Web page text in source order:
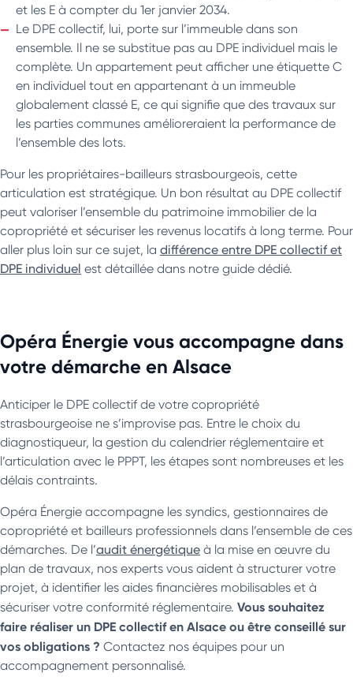
et les E à compter du 1er janvier 2034.
Le DPE collectif, lui, porte sur l’immeuble dans son
ensemble. Il ne se substitue pas au DPE individuel mais le
complète. Un appartement peut afficher une étiquette C
en individuel tout en appartenant à un immeuble
globalement classé E, ce qui signifie que des travaux sur
les parties communes amélioreraient la performance de
l’ensemble des lots.
Pour les propriétaires-bailleurs strasbourgeois, cette
articulation est stratégique. Un bon résultat au DPE collectif
peut valoriser l’ensemble du patrimoine immobilier de la
copropriété et sécuriser les revenus locatifs à long terme. Pour
aller plus loin sur ce sujet, la différence entre DPE collectif et
DPE individuel est détaillée dans notre guide dédié.
Opéra Énergie vous accompagne dans
votre démarche en Alsace
Anticiper le DPE collectif de votre copropriété
strasbourgeoise ne s’improvise pas. Entre le choix du
diagnostiqueur, la gestion du calendrier réglementaire et
l’articulation avec le PPPT, les étapes sont nombreuses et les
délais contraints.
Opéra Énergie accompagne les syndics, gestionnaires de
copropriété et bailleurs professionnels dans l’ensemble de ces
démarches. De l’audit énergétique à la mise en œuvre du
plan de travaux, nos experts vous aident à structurer votre
projet, à identifier les aides financières mobilisables et à
sécuriser votre conformité réglementaire. Vous souhaitez
faire réaliser un DPE collectif en Alsace ou être conseillé sur
vos obligations ? Contactez nos équipes pour un
accompagnement personnalisé.